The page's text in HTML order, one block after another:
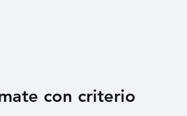
con criterio